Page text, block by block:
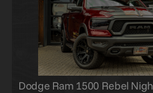
Dodge Ram 1500 Rebel